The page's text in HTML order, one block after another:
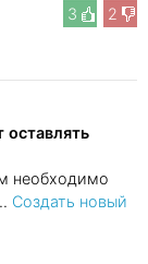
3
2
оставлять
необходимо
Создать новый